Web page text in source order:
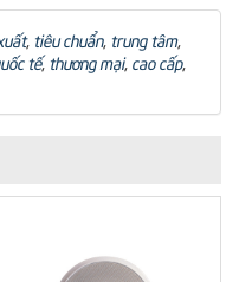
, tiêu chuẩn, trung tâm,
tế, thương mại, cao cấp,